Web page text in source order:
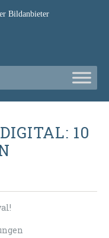
Bildanbieter
10